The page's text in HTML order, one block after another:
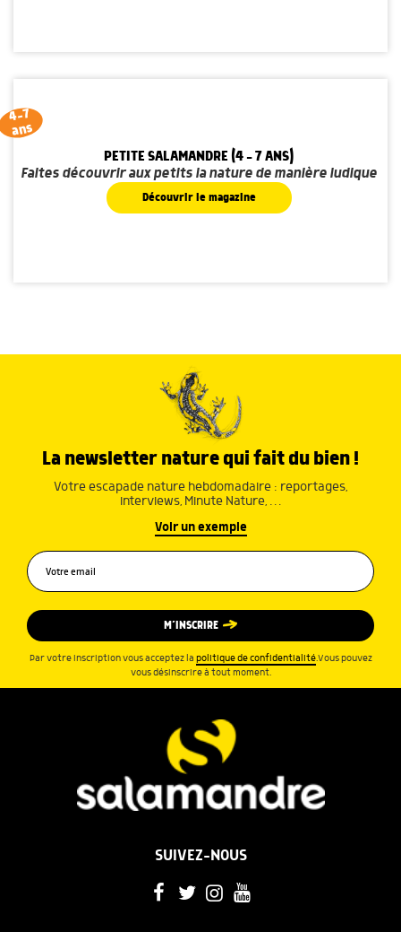
4-7
ans
PETITE SALAMANDRE (4 - 7 ANS)
Faites découvrir aux petits la nature de manière ludique
Découvrir le magazine
La newsletter nature qui fait du bien !
Votre escapade nature hebdomadaire : reportages,
interviews, Minute Nature, …
Voir un exemple
M’INSCRIRE
Par votre inscription vous acceptez la politique de confidentialité.Vous pouvez
vous désinscrire à tout moment.
SUIVEZ-NOUS